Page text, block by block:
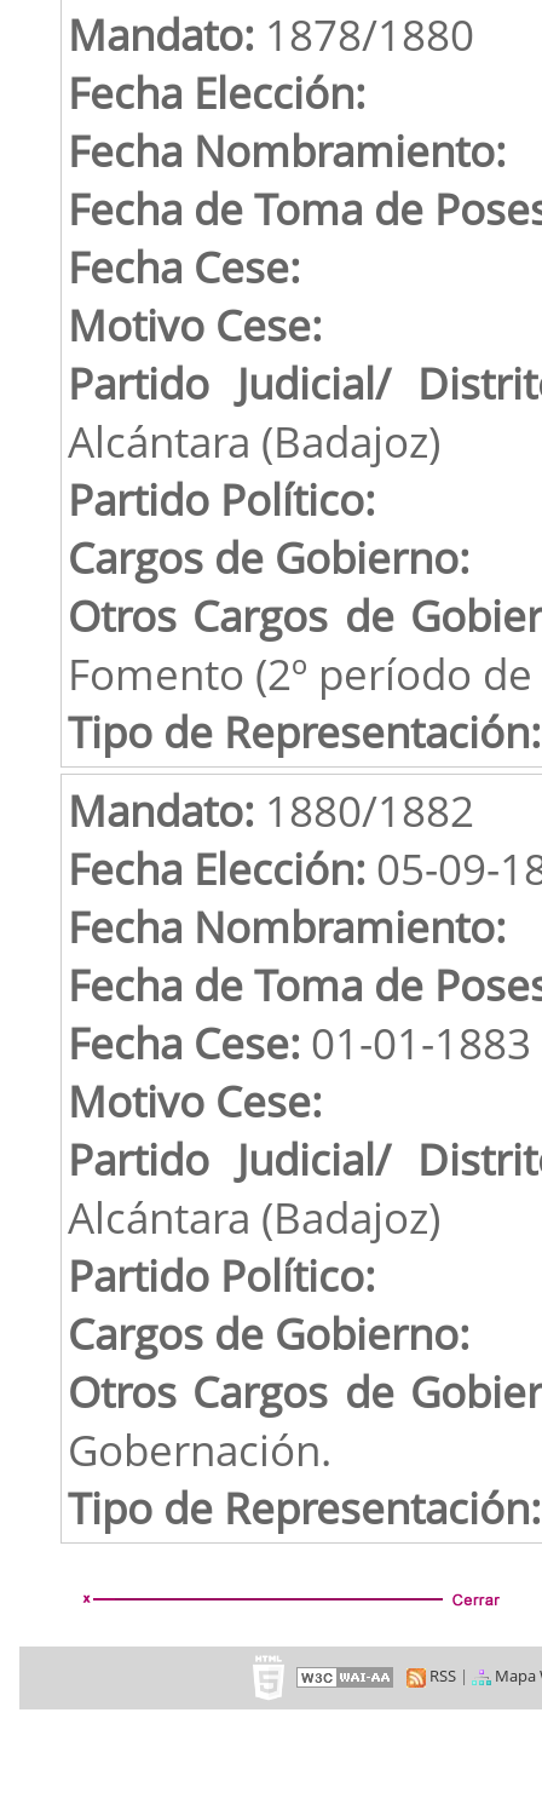
Mandato: 1878/1880
Fecha Elección:
Fecha Nombramiento:
Fecha de Toma de
Fecha Cese:
Motivo Cese:
Partido Judicial/
Alcántara (Badajoz)
Partido Político:
Cargos de Gobierno:
Otros Cargos de
Fomento (2º período
Tipo de Representación:
Mandato: 1880/1882
Fecha Elección: 05-09-
Fecha Nombramiento:
Fecha de Toma de
Fecha Cese: 01-01-1883
Motivo Cese:
Partido Judicial/
Alcántara (Badajoz)
Partido Político:
Cargos de Gobierno:
Otros Cargos de
Gobernación.
Tipo de Representación:
RSS| Mapa